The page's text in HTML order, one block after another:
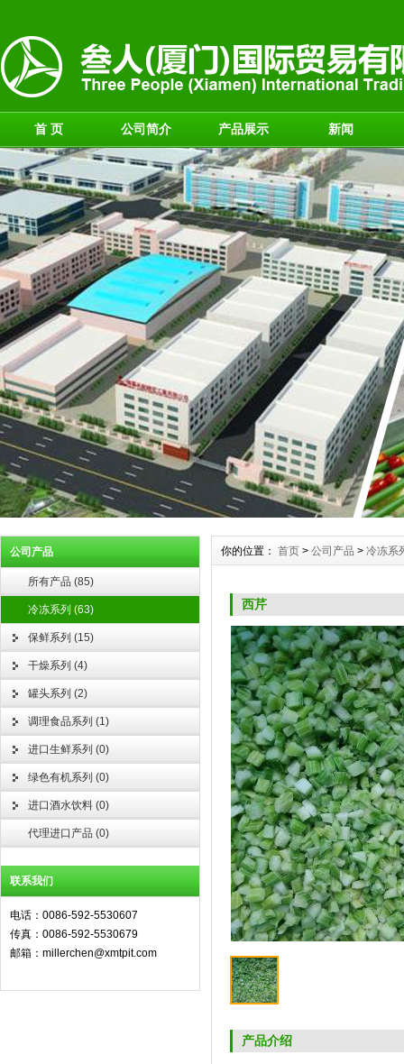
首 页 公司简介 产品展示 新闻
公司产品
所有产品 (85)
冷冻系列 (63)
保鲜系列 (15)
干燥系列 (4)
罐头系列 (2)
调理食品系列 (1)
进口生鲜系列 (0)
绿色有机系列 (0)
进口酒水饮料 (0)
代理进口产品 (0)
联系我们
电话：0086-592-5530607
传真：0086-592-5530679
邮箱：millerchen@xmtpit.com
你的位置： 首页 > 公司产品 > 冷冻系
西芹
产品介绍